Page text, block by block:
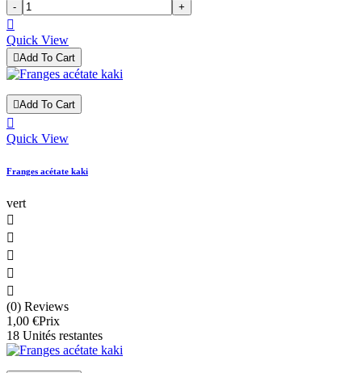
- +

Quick View
Add To Cart
Add To Cart

Quick View
Franges acétate kaki
vert





(0) Reviews
1,00 €Prix
18 Unités restantes